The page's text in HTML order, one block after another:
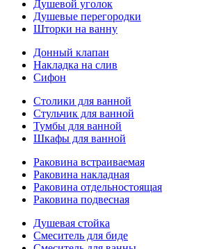
Душевой уголок
Душевые перегородки
Шторки на ванну
Донный клапан
Накладка на слив
Сифон
Столики для ванной
Стульчик для ванной
Тумбы для ванной
Шкафы для ванной
Раковина встраиваемая
Раковина накладная
Раковина отдельностоящая
Раковина подвесная
Душевая стойка
Смеситель для биде